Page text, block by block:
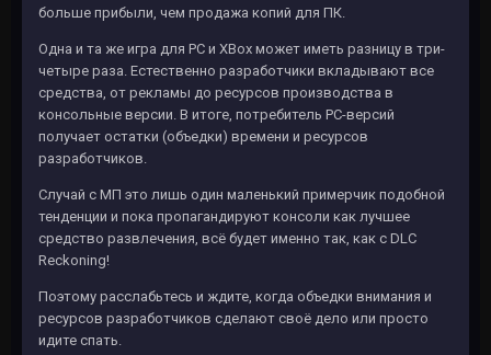
больше прибыли, чем продажа копий для ПК.
Одна и та же игра для PC и XBox может иметь разницу в три-
четыре раза. Естественно разработчики вкладывают все
средства, от рекламы до ресурсов производства в
консольные версии. В итоге, потребитель PC-версий
получает остатки (объедки) времени и ресурсов
разработчиков.
Случай с МП это лишь один маленький примерчик подобной
тенденции и пока пропагандируют консоли как лучшее
средство развлечения, всё будет именно так, как с DLC
Reckoning!
Поэтому расслабьтесь и ждите, когда объедки внимания и
ресурсов разработчиков сделают своё дело или просто
идите спать.